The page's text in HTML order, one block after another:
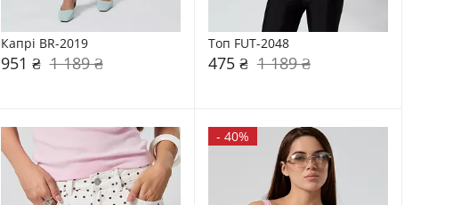
Капрі BR-2019
951 ₴ 1 189 ₴
Топ FUT-2048
475 ₴ 1 189 ₴
- 40%